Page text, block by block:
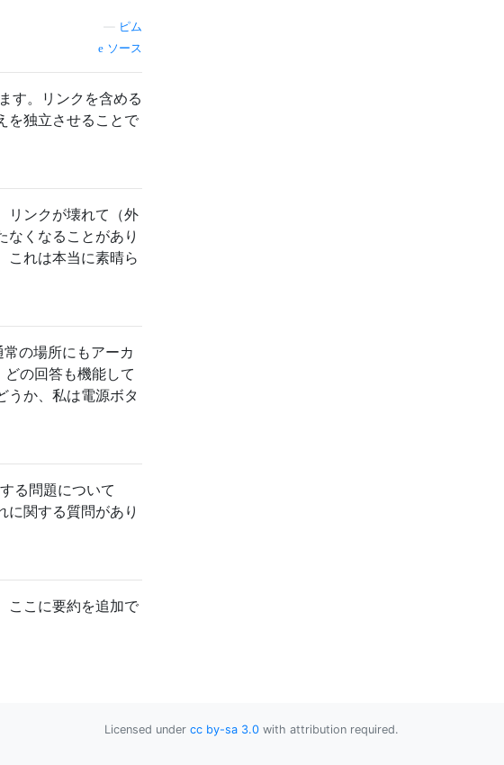
ピム
ソース
す。リンクを含める
を独立させることで
リンクが壊れて（外
なくなることがあり
これは本当に素晴ら
の場所にもアーカ
の回答も機能して
うか、私は電源ボタ
る問題について
に関する質問があり
ここに要約を追加で
Licensed under cc by-sa 3.0 with attribution required.